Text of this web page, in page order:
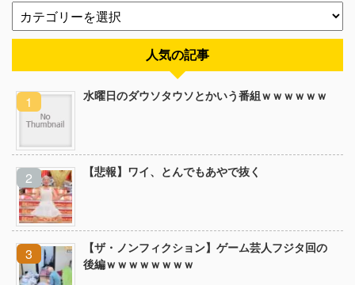
人気の記事
水曜日のダウソタウソとかいう番組ｗｗｗｗｗｗ
【悲報】ワイ、とんでもあやで抜く
【ザ・ノンフィクション】ゲーム芸人フジタ回の
後編ｗｗｗｗｗｗｗｗ